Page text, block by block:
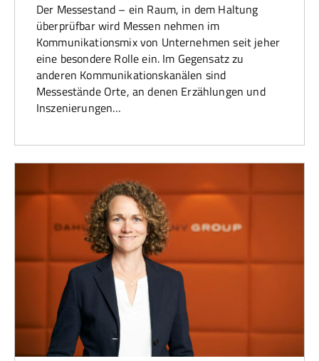
Der Messestand – ein Raum, in dem Haltung
überprüfbar wird Messen nehmen im
Kommunikationsmix von Unternehmen seit jeher
eine besondere Rolle ein. Im Gegensatz zu
anderen Kommunikationskanälen sind
Messestände Orte, an denen Erzählungen und
Inszenierungen…